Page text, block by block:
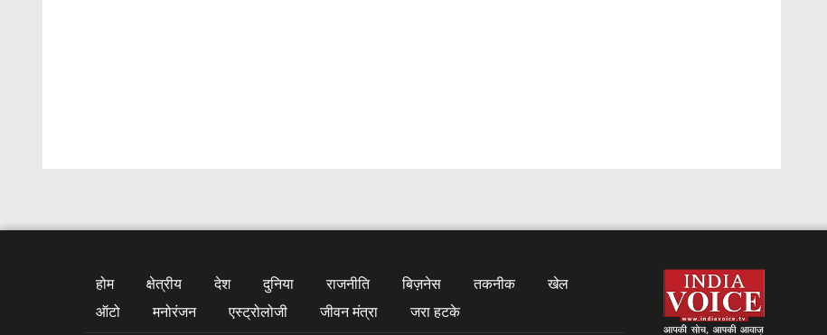
होम क्षेत्रीय देश दुनिया राजनीति बिज़नेस तकनीक
खेल
ऑटो
मनोरंजन एस्ट्रोलोजी जीवन मंत्रा जरा हटके